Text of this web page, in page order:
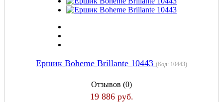
Ершик Boheme Brillante 10443 (Код: 10443)
Отзывов (0)
19 886 руб.